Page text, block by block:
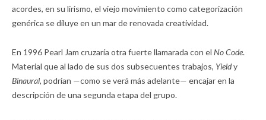
acordes, en su lirismo, el viejo movimiento como categorización
genérica se diluye en un mar de renovada creatividad.
En 1996 Pearl Jam cruzaría otra fuerte llamarada con el No Code.
Material que al lado de sus dos subsecuentes trabajos, Yieldy
Binaural, podrían —como se verá más adelante— encajar en la
descripción de una segunda etapa del grupo.